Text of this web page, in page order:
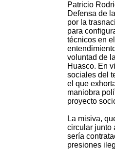
Patricio
Defensa de
por la
para
técnicos en
voluntad de
Huasco. En
sociales del
el que
maniobra
proyecto
La misiva,
circular junto
sería
presiones